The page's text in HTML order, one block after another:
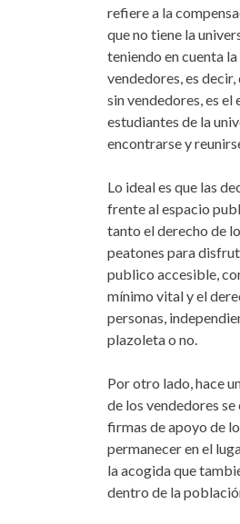
refiere a la
que no tiene la
teniendo en cuenta
vendedores, es
sin vendedores, es
estudiantes de la
encontrarse y
Lo ideal es que las
frente al espacio
tanto el derecho de
peatones para
publico accesible,
mínimo vital y el
personas,
plazoleta o no.
Por otro lado, hace
de los vendedores
firmas de apoyo de
permanecer en el
la acogida que
dentro de la